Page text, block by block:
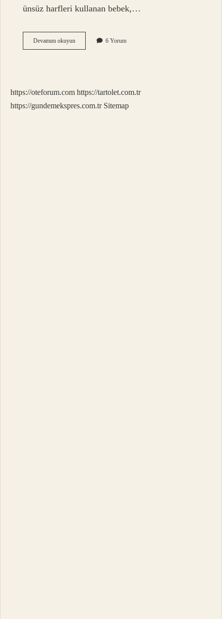
ünsüz harfleri kullanan bebek,…
Devamını okuyunBebekler
Kaç
6 Yorum
https://oteforum.com https://tartolet.com.tr
https://gundemekspres.com.tr Sitemap